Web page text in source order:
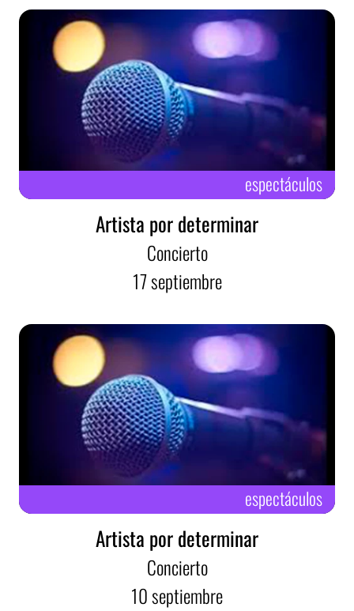
espectáculos
Artista por determinar
Concierto
17septiembre
espectáculos
Artista por determinar
Concierto
10septiembre